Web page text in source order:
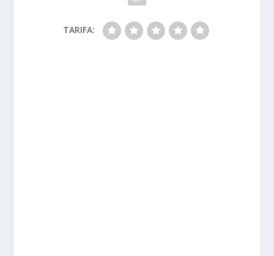
TARIFA: